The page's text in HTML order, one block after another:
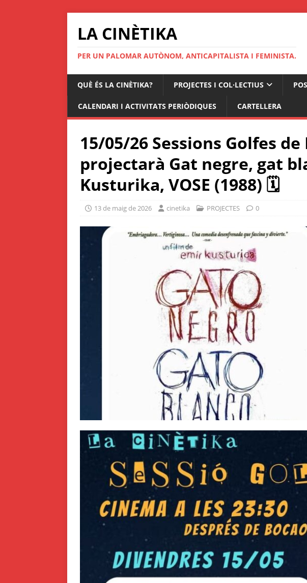
LA CINÈTIKA
PER UN PALOMAR AUTÒNOM, ANTICAPITALISTA I FEMINISTA.
QUÈ ÉS LA CINÈTIKA? PROJECTES I COL·LECTIUS
CALENDARI I ACTIVITATS PERIÒDIQUES CARTELLERA
15/05/26 Sessions Golfes
projectarà Gat negre, gat
Kusturika, VOSE (1988) 🗓
13 de maig de 2026 cinetika PROJECTES 0